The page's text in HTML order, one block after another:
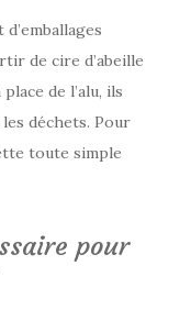
de cire d’abeille
de l’alu, ils
déchets. Pour
toute simple
pour